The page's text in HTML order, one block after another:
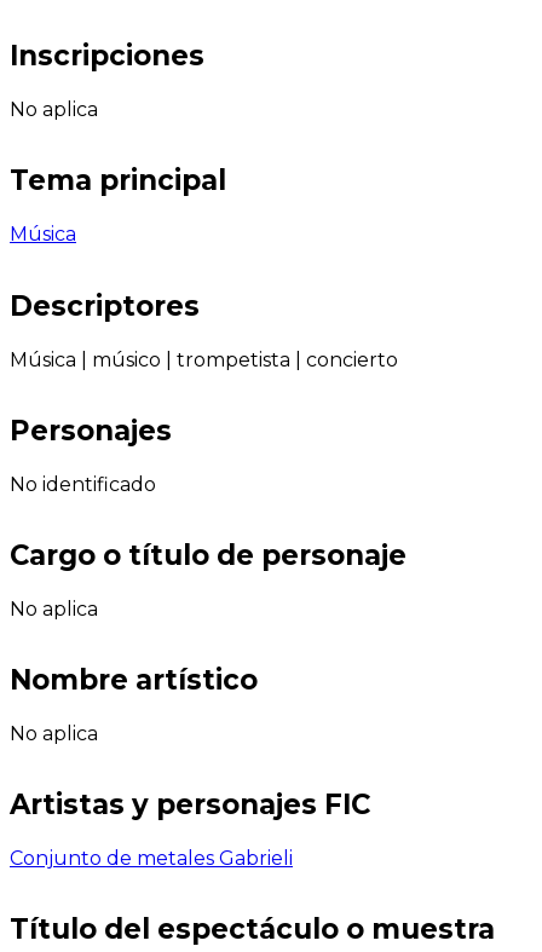
Inscripciones
No aplica
Tema principal
Música
Descriptores
Música músico trompetista concierto
Personajes
No identificado
Cargo o título de personaje
No aplica
Nombre artístico
No aplica
Artistas y personajes FIC
Conjunto de metales Gabrieli
Título del espectáculo o muestra